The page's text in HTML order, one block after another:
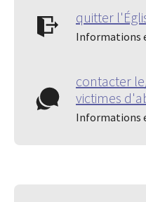
quitter
Informations
contacter
victimes
Informations